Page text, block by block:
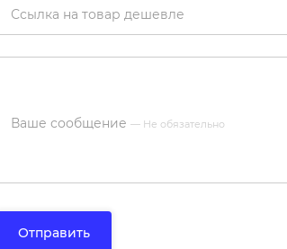
Ссылка на товар дешевле
Ваше сообщение — Не обязательно
Отправить